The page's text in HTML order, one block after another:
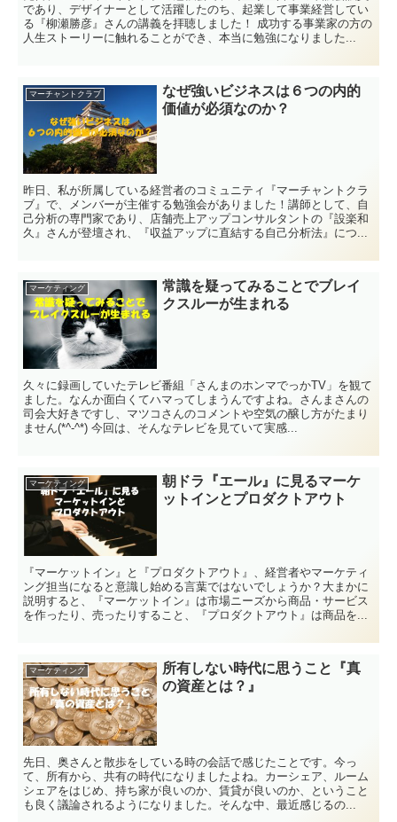
であり、デザイナーとして活躍したのち、起業して事業経営してい
る『柳瀬勝彦』さんの講義を拝聴しました！ 成功する事業家の方の
人生ストーリーに触れることができ、本当に勉強になりました...
マーチャントクラブ
なぜ強いビジネスは６つの内的
価値が必須なのか？
昨日、私が所属している経営者のコミュニティ『マーチャントクラ
ブ』で、メンバーが主催する勉強会がありました！講師として、自
己分析の専門家であり、店舗売上アップコンサルタントの『設楽和
久』さんが登壇され、『収益アップに直結する自己分析法』につ...
マーケティング
常識を疑ってみることでブレイ
クスルーが生まれる
久々に録画していたテレビ番組「さんまのホンマでっかTV」を観て
ました。なんか面白くてハマってしまうんですよね。さんまさんの
司会大好きですし、マツコさんのコメントや空気の醸し方がたまり
ません(*^-^*) 今回は、そんなテレビを見ていて実感...
マーケティング
朝ドラ『エール』に見るマーケ
ットインとプロダクトアウト
『マーケットイン』と『プロダクトアウト』、経営者やマーケティ
ング担当になると意識し始める言葉ではないでしょうか？大まかに
説明すると、『マーケットイン』は市場ニーズから商品・サービス
を作ったり、売ったりすること、『プロダクトアウト』は商品を...
マーケティング
所有しない時代に思うこと『真
の資産とは？』
先日、奥さんと散歩をしている時の会話で感じたことです。今っ
て、所有から、共有の時代になりましたよね。カーシェア、ルーム
シェアをはじめ、持ち家が良いのか、賃貸が良いのか、ということ
も良く議論されるようになりました。そんな中、最近感じるの...